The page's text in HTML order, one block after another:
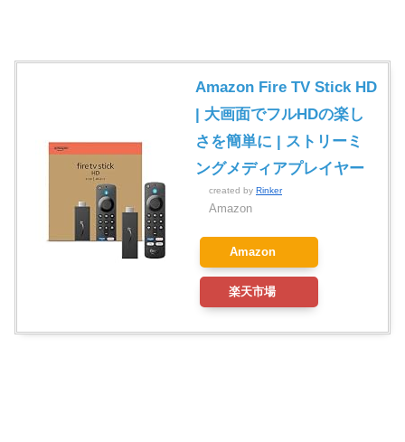
Amazon Fire TV Stick HD
| 大画面でフルHDの楽し
さを簡単に | ストリーミ
ングメディアプレイヤー
created by Rinker
Amazon
Amazon
楽天市場